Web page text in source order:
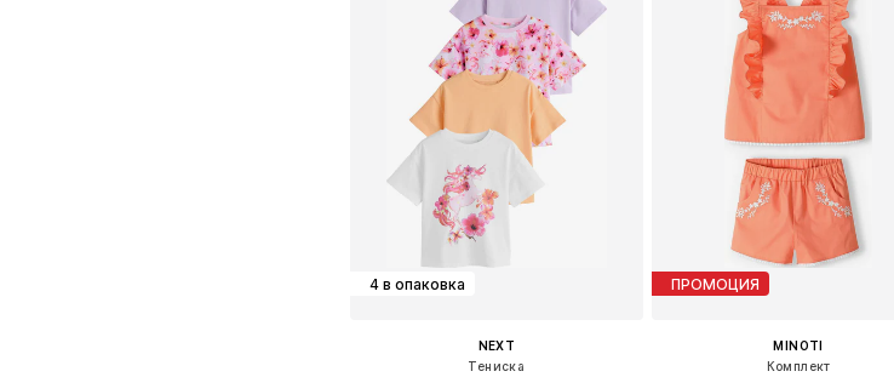
4 в опаковка
NEXT
Тениска
ПРОМОЦИЯ
MINOTI
Комплект